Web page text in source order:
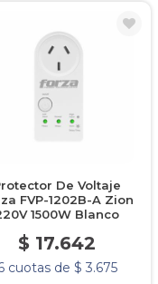
De Voltaje
FVP-1202B-A Zion
1500W Blanco
$ 17.642
cuotas de $ 3.675